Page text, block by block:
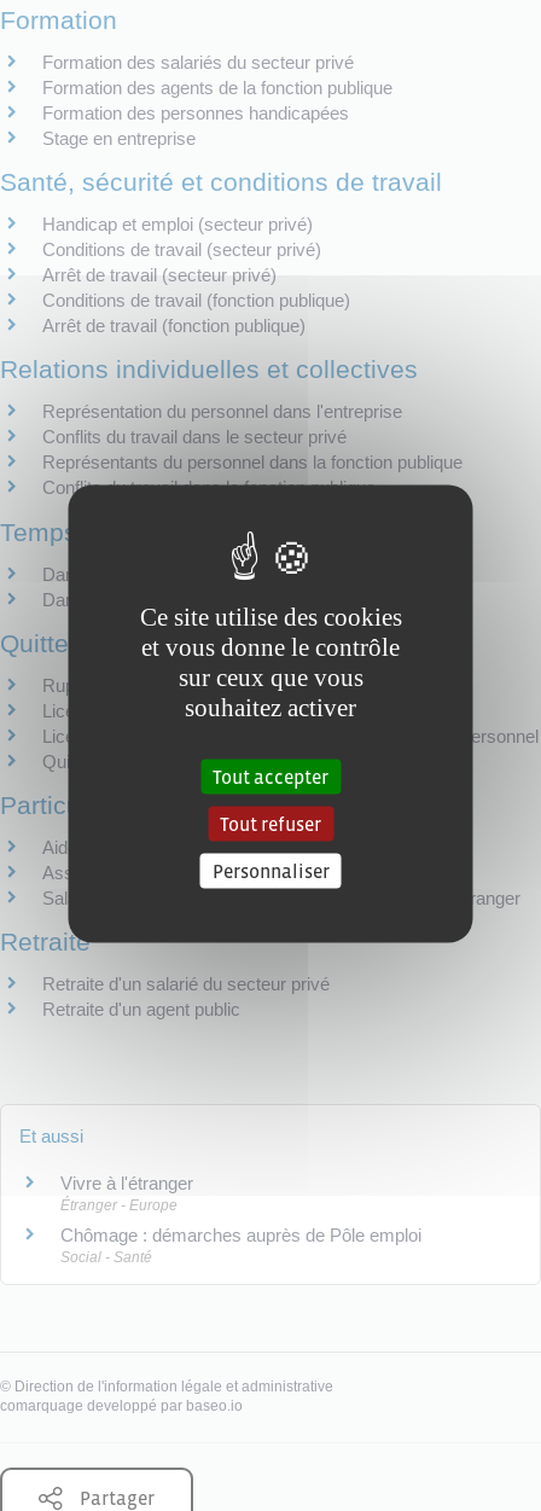
Formation
Formation des salariés du secteur privé
Formation des agents de la fonction publique
Formation des personnes handicapées
Stage en entreprise
Santé, sécurité et conditions de travail
Handicap et emploi (secteur privé)
Conditions de travail (secteur privé)
Arrêt de travail (secteur privé)
Conditions de travail (fonction publique)
Arrêt de travail (fonction publique)
Relations individuelles et collectives
Représentation du personnel dans l'entreprise
Conflits du travail dans le secteur privé
Représentants du personnel dans la fonction publique
Conflits du travail dans la fonction publique
Temps de travail
Dans le secteur privé
Dans la fonction publique
Quitter son emploi
Rupture du contrat de travail dans le secteur privé
Licenciement économique
Licenciement d'un salarié du secteur privé pour motif personnel
Quitter la fonction publique
Particulier employeur
Aide à domicile (services à la personne)
Assistante maternelle
Salarié au pair, jeune au pair et stagiaire aide familial étranger
Retraite
Retraite d'un salarié du secteur privé
Retraite d'un agent public
Et aussi
Vivre à l'étranger
Étranger - Europe
Chômage : démarches auprès de Pôle emploi
Social - Santé
© Direction de l'information légale et administrative
comarquage developpé par baseo.io
Partager
Ce site utilise des cookies
et vous donne le contrôle
sur ceux que vous
souhaitez activer
Tout accepter
Tout refuser
Personnaliser